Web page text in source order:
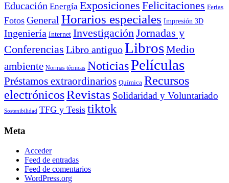
Educación Energía Exposiciones Felicitaciones Ferias
Fotos General Horarios especiales Impresión 3D
Ingeniería Internet InvestigaciónJornadas y
Conferencias Libro antiguoLibrosMedio
ambiente Normas técnicas NoticiasPelículas
Préstamos extraordinarios Química Recursos
electrónicosRevistas Solidaridad y Voluntariado
Sostenibilidad TFG y Tesis tiktok
Meta
Acceder
Feed de entradas
Feed de comentarios
WordPress.org